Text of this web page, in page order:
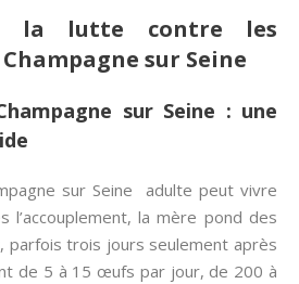
la lutte contre les
sur Seine
sur Seine : une
sur Seine adulte peut vivre
l’accouplement, la mère pond des
trois jours seulement après
de 5 à 15 œufs par jour, de 200 à